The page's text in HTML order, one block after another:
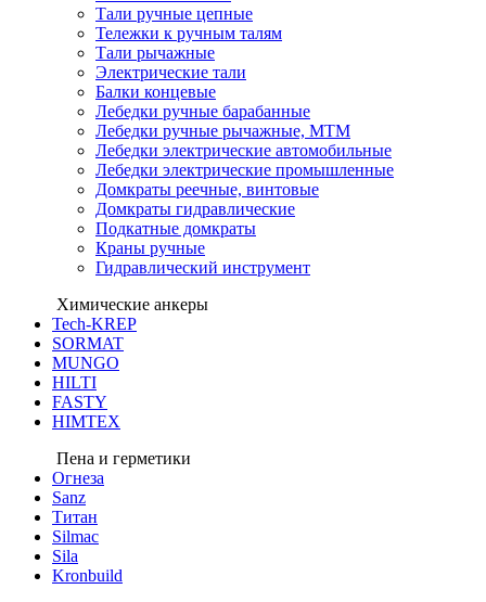
Тали ручные цепные
Тележки к ручным талям
Тали рычажные
Электрические тали
Балки концевые
Лебедки ручные барабанные
Лебедки ручные рычажные, МТМ
Лебедки электрические автомобильные
Лебедки электрические промышленные
Домкраты реечные, винтовые
Домкраты гидравлические
Подкатные домкраты
Краны ручные
Гидравлический инструмент
Химические анкеры
Tech-KREP
SORMAT
MUNGO
HILTI
FASTY
HIMTEX
Пена и герметики
Огнеза
Sanz
Титан
Silmac
Sila
Kronbuild